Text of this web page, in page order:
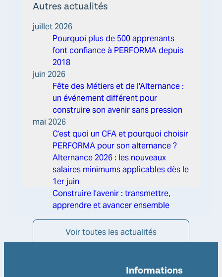
Autres actualités
juillet 2026
Pourquoi plus de 500 apprenants
font confiance à PERFORMA depuis
2018
juin 2026
Fête des Métiers et de l'Alternance :
un événement différent pour
construire son avenir sans pression
mai 2026
C’est quoi un CFA et pourquoi choisir
PERFORMA pour son alternance ?
Alternance 2026 : les nouveaux
salaires minimums applicables dès le
1er juin
Construire l’avenir : transmettre,
apprendre et avancer ensemble
Voir toutes les actualités
Informations